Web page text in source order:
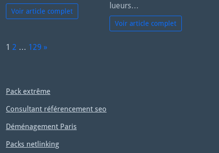
Voir article complet
lueurs…
Voir article complet
P
1 2 … 129
t
»
Pack extrême
Consultant référencement seo
Déménagement Paris
Packs netlinking